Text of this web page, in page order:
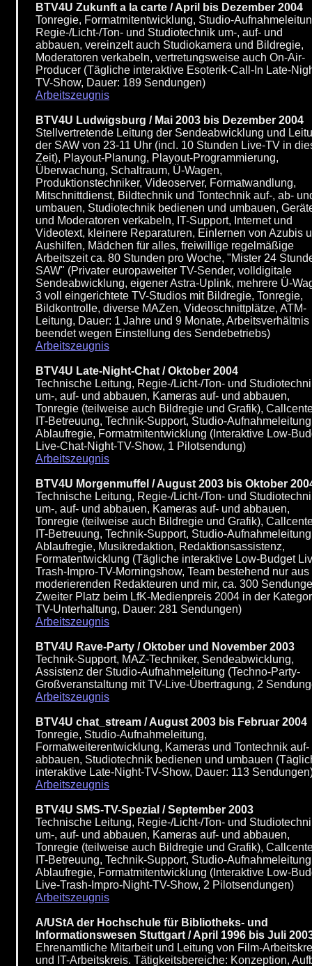
BTV4U Zukunft a la carte / April bis Dezember 2004
Tonregie, Formatmitentwicklung, Studio-
Regie-/Licht-/Ton- und Studiotechnik um-, auf- und
abbauen, vereinzelt auch Studiokamera und Bildregie,
Moderatoren verkabeln, vertretungsweise auch On-Air-
Producer (Tägliche interaktive Esoterik-Call-In Late-
TV-Show, Dauer: 189 Sendungen)
Arbeitszeugnis
BTV4U Ludwigsburg / Mai 2003 bis Dezember 2004
Stellvertretende Leitung der Sendeabwicklung und
der SAW von 23-11 Uhr (incl. 10 Stunden Live-TV in
Zeit), Playout-Planung, Playout-Programmierung,
Überwachung, Schaltraum, Ü-Wagen,
Produktionstechniker, Videoserver, Formatwandlung,
Mitschnittdienst, Bildtechnik und Tontechnik auf-, ab-
umbauen, Studiotechnik bedienen und umbauen,
und Moderatoren verkabeln, IT-Support, Internet und
Videotext, kleinere Reparaturen, Einlernen von Azubis
Aushilfen, Mädchen für alles, freiwillige regelmäßige
Arbeitszeit ca. 80 Stunden pro Woche, "Mister 24
SAW" (Privater europaweiter TV-Sender, volldigitale
Sendeabwicklung, eigener Astra-Uplink, mehrere Ü-
3 voll eingerichtete TV-Studios mit Bildregie, Tonregie,
Bildkontrolle, diverse MAZen, Videoschnittplätze, ATM-
Leitung, Dauer: 1 Jahre und 9 Monate, Arbeitsverhältnis
beendet wegen Einstellung des Sendebetriebs)
Arbeitszeugnis
BTV4U Late-Night-Chat / Oktober 2004
Technische Leitung, Regie-/Licht-/Ton- und
um-, auf- und abbauen, Kameras auf- und abbauen,
Tonregie (teilweise auch Bildregie und Grafik),
IT-Betreuung, Technik-Support, Studio-
Ablaufregie, Formatmitentwicklung (Interaktive Low-
Live-Chat-Night-TV-Show, 1 Pilotsendung)
Arbeitszeugnis
BTV4U Morgenmuffel / August 2003 bis Oktober
Technische Leitung, Regie-/Licht-/Ton- und
um-, auf- und abbauen, Kameras auf- und abbauen,
Tonregie (teilweise auch Bildregie und Grafik),
IT-Betreuung, Technik-Support, Studio-
Ablaufregie, Musikredaktion, Redaktionsassistenz,
Formatentwicklung (Tägliche interaktive Low-Budget
Trash-Impro-TV-Morningshow, Team bestehend nur aus
moderierenden Redakteuren und mir, ca. 300
Zweiter Platz beim LfK-Medienpreis 2004 in der
TV-Unterhaltung, Dauer: 281 Sendungen)
Arbeitszeugnis
BTV4U Rave-Party / Oktober und November 2003
Technik-Support, MAZ-Techniker, Sendeabwicklung,
Assistenz der Studio-Aufnahmeleitung (Techno-Party-
Großveranstaltung mit TV-Live-Übertragung, 2
Arbeitszeugnis
BTV4U chat_stream / August 2003 bis Februar 2004
Tonregie, Studio-Aufnahmeleitung,
Formatweiterentwicklung, Kameras und Tontechnik auf-
abbauen, Studiotechnik bedienen und umbauen
interaktive Late-Night-TV-Show, Dauer: 113
Arbeitszeugnis
BTV4U SMS-TV-Spezial / September 2003
Technische Leitung, Regie-/Licht-/Ton- und
um-, auf- und abbauen, Kameras auf- und abbauen,
Tonregie (teilweise auch Bildregie und Grafik),
IT-Betreuung, Technik-Support, Studio-
Ablaufregie, Formatmitentwicklung (Interaktive Low-
Live-Trash-Impro-Night-TV-Show, 2 Pilotsendungen)
Arbeitszeugnis
A/UStA der Hochschule für Bibliotheks- und
Informationswesen Stuttgart / April 1996 bis Juli
Ehrenamtliche Mitarbeit und Leitung von Film-
und IT-Arbeitskreis. Tätigkeitsbereiche: Konzeption,